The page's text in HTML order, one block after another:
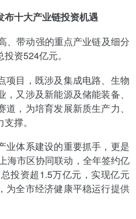
布十大产业链投资机遇
、带动强的重点产业链及细分
资524亿元。
项目，既涉及集成电路、生物
又涉及新能源及储能装备、
，为培育发展新质生产力、
撑。
业体系建设的重要抓手，更是
海市区协同联动，全年签约亿
投资超1.5万亿元，实现亿元
为全市经济健康平稳运行提供